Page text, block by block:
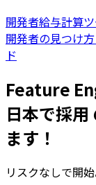
開発者給与計算
開発者の見つけ
ド
Feature
日本で採
ます！
リスクなしで開始